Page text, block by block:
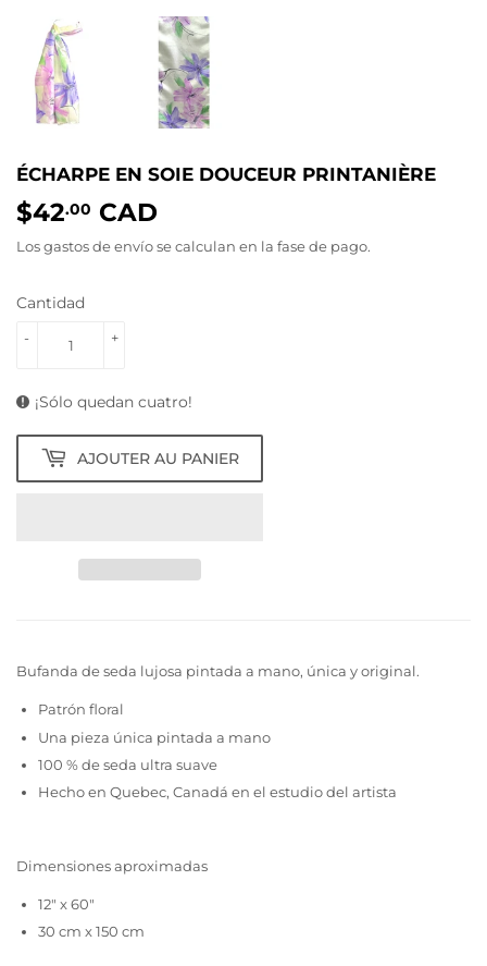
ÉCHARPE EN SOIE DOUCEUR PRINTANIÈRE
$42.00 CAD
Los gastos de envíose calculan en la fase de pago.
Cantidad
+
-
¡Sólo quedan cuatro!
AJOUTER AU PANIER
Bufanda de seda lujosa pintada a mano, única y original.
Patrón floral
Una pieza única pintada a mano
100 % de seda ultra suave
Hecho en Quebec, Canadá en el estudio del artista
Dimensiones aproximadas
12" x 60"
30 cm x 150 cm